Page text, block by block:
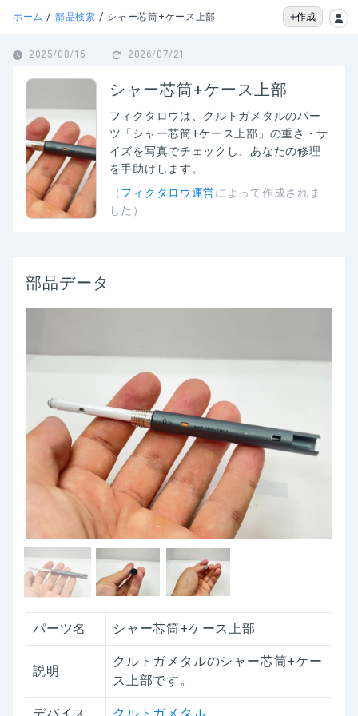
ホーム / 部品検索 / シャー芯筒+ケース上部 作成
2025/08/15 2026/07/21
シャー芯筒+ケース上部
フィクタロウは、 クルトガメタルのパー
ツ「シャー芯筒+ケース上部」の重さ・サ
イズを写真でチェックし、あなたの修理
を手助けします。
（フィクタロウ運営によって作成されま
した）
部品データ
パーツ名 シャー芯筒+ケース上部
説明
クルトガメタルのシャー芯筒+ケー
ス上部です。